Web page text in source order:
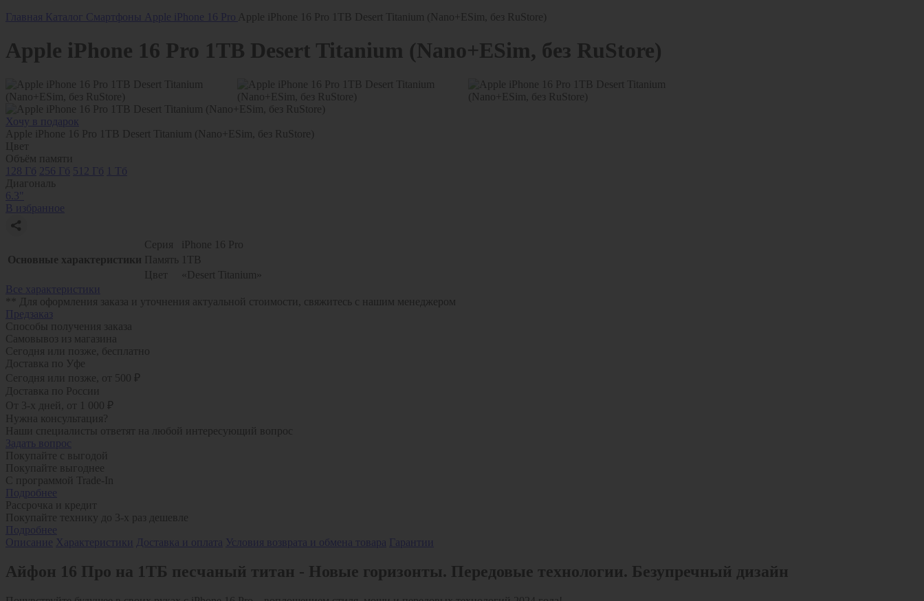
Главная Каталог Смартфоны Apple iPhone 16 Pro Apple iPhone 16 Pro 1TB Desert Titanium (Nano+ESim, без RuStore)
Apple iPhone 16 Pro 1TB Desert Titanium (Nano+ESim, без RuStore)
Хочу в подарок
Apple iPhone 16 Pro 1TB Desert Titanium (Nano+ESim, без RuStore)
Цвет
Объём памяти
128 Гб 256 Гб 512 Гб 1 Тб
Диагональ
6.3"
В избранное
Основные характеристики
Серия
iPhone 16 Pro
Память
1TB
Цвет
«Desert Titanium»
Все характеристики
** Для оформления заказа и уточнения актуальной стоимости, свяжитесь с нашим менеджером
Предзаказ
Способы получения заказа
Самовывоз из магазина
Сегодня или позже, бесплатно
Доставка по Уфе
Сегодня или позже, от 500 ₽
Доставка по России
От 3-х дней, от 1 000 ₽
Нужна консультация?
Наши специалисты ответят на любой интересующий вопрос
Задать вопрос
Покупайте с выгодой
Покупайте выгоднее
С программой Trade-In
Подробнее
Рассрочка и кредит
Покупайте технику до 3-х раз дешевле
Подробнее
Описание Характеристики Доставка и оплата Условия возврата и обмена товара Гарантии
Айфон 16 Про на 1ТБ песчаный титан - Новые горизонты. Передовые технологии. Безупречный дизайн